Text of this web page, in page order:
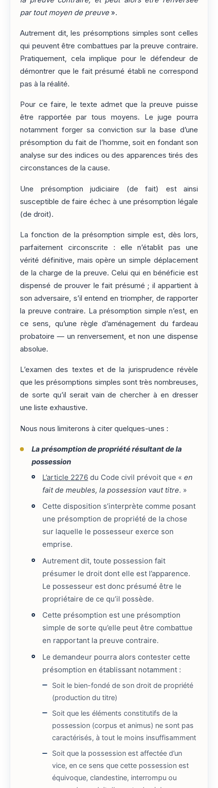
par tout moyen de preuve».
Autrement dit, les présomptions simples sont celles
qui peuvent être combattues par la preuve contraire.
Pratiquement, cela implique pour le défendeur de
démontrer que le fait présumé établi ne correspond
pas à la réalité.
Pour ce faire, le texte admet que la preuve puisse
être rapportée par tous moyens. Le juge pourra
notamment forger sa conviction sur la base d’une
présomption du fait de l’homme, soit en fondant son
analyse sur des indices ou des apparences tirés des
circonstances de la cause.
Une présomption judiciaire (de fait) est ainsi
susceptible de faire échec à une présomption légale
(de droit).
La fonction de la présomption simple est, dès lors,
parfaitement circonscrite : elle n’établit pas une
vérité définitive, mais opère un simple déplacement
de la charge de la preuve. Celui qui en bénéficie est
dispensé de prouver le fait présumé ; il appartient à
son adversaire, s’il entend en triompher, de rapporter
la preuve contraire. La présomption simple n’est, en
ce sens, qu’une règle d’aménagement du fardeau
probatoire — un renversement, et non une dispense
absolue.
L’examen des textes et de la jurisprudence révèle
que les présomptions simples sont très nombreuses,
de sorte qu’il serait vain de chercher à en dresser
une liste exhaustive.
Nous nous limiterons à citer quelques-unes :
La présomption de propriété résultant de la
possession
L’article 2276 du Code civil prévoit que «en
fait de meubles, la possession vaut titre. »
Cette disposition s’interprète comme posant
une présomption de propriété de la chose
sur laquelle le possesseur exerce son
emprise.
Autrement dit, toute possession fait
présumer le droit dont elle est l’apparence.
Le possesseur est donc présumé être le
propriétaire de ce qu’il possède.
Cette présomption est une présomption
simple de sorte qu’elle peut être combattue
en rapportant la preuve contraire.
Le demandeur pourra alors contester cette
présomption en établissant notamment :
Soit le bien-fondé de son droit de propriété
(production du titre)
Soit que les éléments constitutifs de la
possession (corpus et animus) ne sont pas
caractérisés, à tout le moins insuffisamment
Soit que la possession est affectée d’un
vice, en ce sens que cette possession est
équivoque, clandestine, interrompu ou